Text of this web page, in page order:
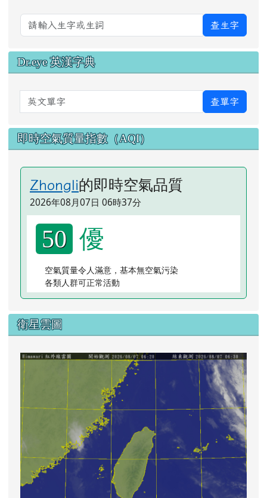
查生字
Dr.eye 英漢字典
英文單字 查單字
即時空氣質量指數（AQI）
Zhongli的即時空氣品質
2026年08月07日 06時37分
50 優
空氣質量令人滿意，基本無空氣污染
各類人群可正常活動
衛星雲圖
link